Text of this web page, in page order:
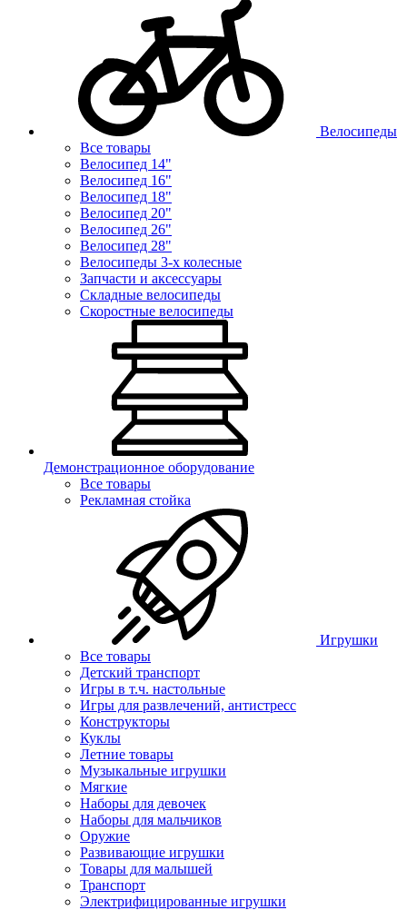
Велосипеды
Все товары
Велосипед 14"
Велосипед 16"
Велосипед 18"
Велосипед 20"
Велосипед 26"
Велосипед 28"
Велосипеды 3-х колесные
Запчасти и аксессуары
Складные велосипеды
Скоростные велосипеды
Демонстрационное оборудование
Все товары
Рекламная стойка
Игрушки
Все товары
Детский транспорт
Игры в т.ч. настольные
Игры для развлечений, антистресс
Конструкторы
Куклы
Летние товары
Музыкальные игрушки
Мягкие
Наборы для девочек
Наборы для мальчиков
Оружие
Развивающие игрушки
Товары для малышей
Транспорт
Электрифицированные игрушки